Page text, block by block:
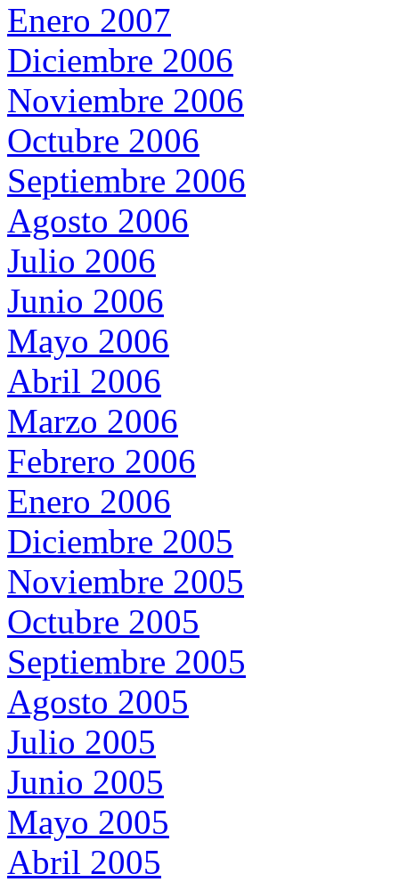
Enero 2007
Diciembre 2006
Noviembre 2006
Octubre 2006
Septiembre 2006
Agosto 2006
Julio 2006
Junio 2006
Mayo 2006
Abril 2006
Marzo 2006
Febrero 2006
Enero 2006
Diciembre 2005
Noviembre 2005
Octubre 2005
Septiembre 2005
Agosto 2005
Julio 2005
Junio 2005
Mayo 2005
Abril 2005